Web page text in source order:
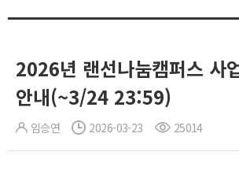
2026년 랜선나눔캠퍼스 사
안내(~3/24 23:59)
임승연 2026-03-23 25014